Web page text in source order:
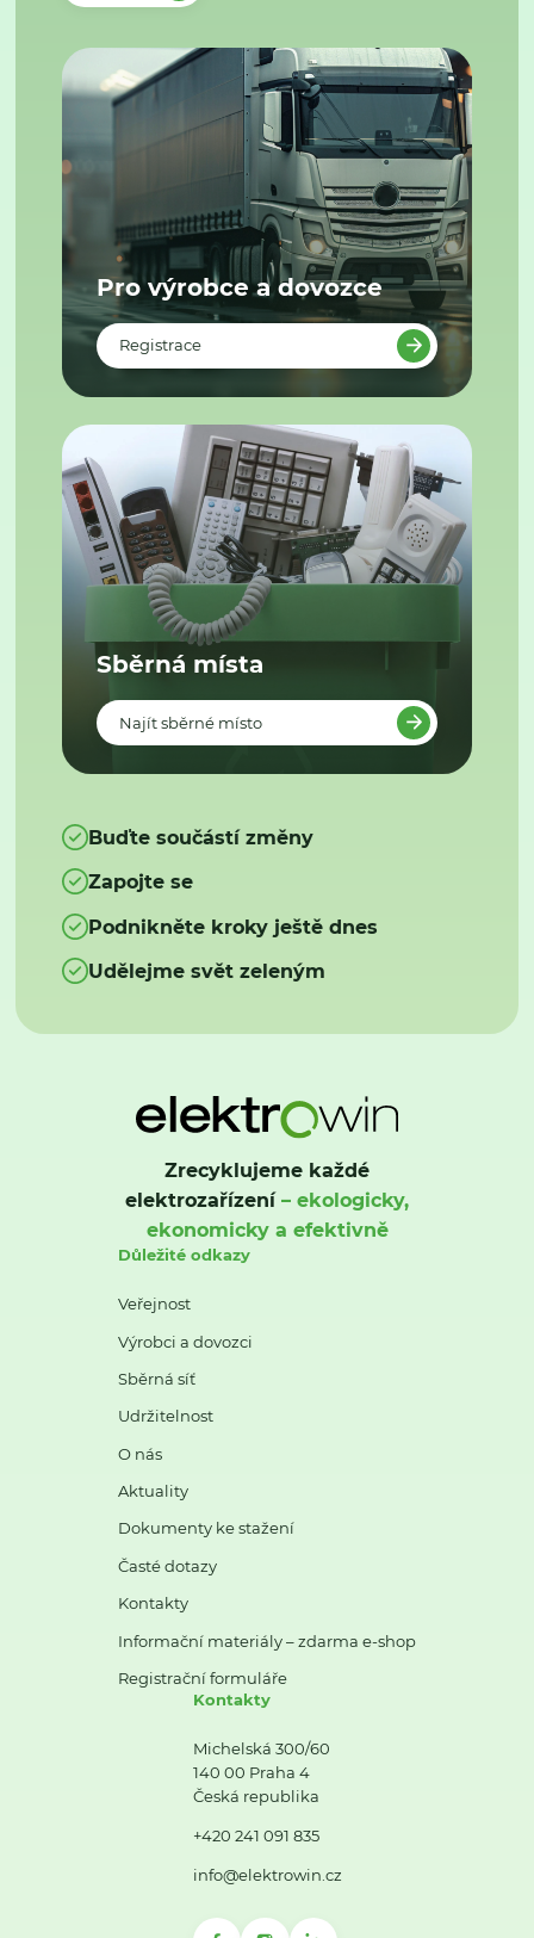
Pro výrobce a dovozce
Registrace
Sběrná místa
Najít sběrné místo
Buďte součástí změny
Zapojte se
Podnikněte kroky ještě dnes
Udělejme svět zeleným
Zrecyklujeme každé
elektrozařízení– ekologicky,
ekonomicky a efektivně
Důležité odkazy
Veřejnost
Výrobci a dovozci
Sběrná síť
Udržitelnost
O nás
Aktuality
Dokumenty ke stažení
Časté dotazy
Kontakty
Informační materiály – zdarma e-shop
Registrační formuláře
Kontakty
Michelská 300/60
140 00 Praha 4
Česká republika
+420 241 091 835
info@elektrowin.cz